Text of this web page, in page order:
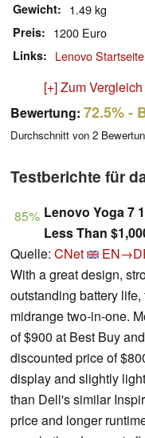
Gewicht 1.49 kg
Preis 1200 Euro
Links Lenovo Startseite
[+] Zum
Bewertung: 72.5%-
Durchschnitt von 2
Testberichte für
85% Lenovo Yoga 7
Less Than
Quelle: CNet
With a great design,
outstanding battery
midrange two-in-one.
of $900 at Best Buy
discounted price of
display and slightly
than Dell's similar
price and longer